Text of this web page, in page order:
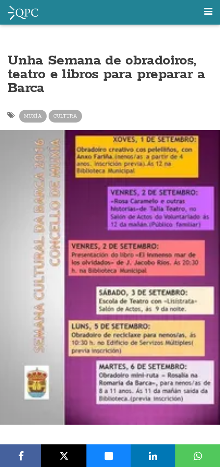
Unha Semana de obradoiros,
teatro e libros para preparar a
Barca
MUXÍA CULTURA